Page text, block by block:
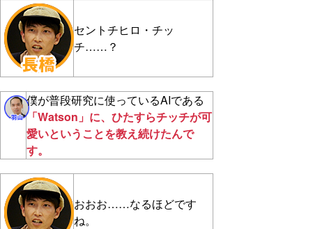
セントチヒロ・チッ
チ……？
僕が普段研究に使っているAIである
「Watson」に、ひたすらチッチが可
愛いということを教え続けたんで
す。
おおお……なるほどです
ね。